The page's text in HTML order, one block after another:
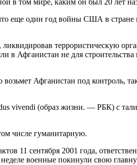
в том мире, каким он был 20 лет
еще один год войны США в
террористическую
не для строительства
Афганистан под контроль,
vivendi (образ жизни. — РБК) с
числе гуманитарную.
11 сентября 2001 года,
военные покинули свою